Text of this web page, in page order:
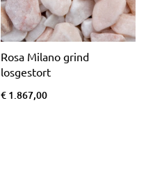
Rosa Milano grind
losgestort
€ 1.867,00